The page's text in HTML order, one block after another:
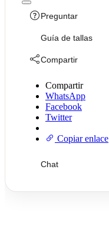
Preguntar
Guía de tallas
Compartir
Compartir
WhatsApp
Facebook
Twitter
Copiar enlace
Chat